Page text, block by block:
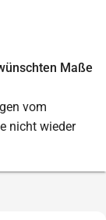
Maße
vom
nicht wieder